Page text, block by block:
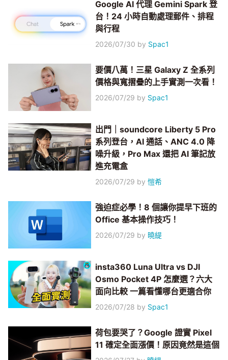
Google AI 代理 Gemini Spark 登
台！24 小時自動處理郵件、排程
與行程
2026/07/30 by Spac1
要價八萬！三星 Galaxy Z 全系列
價格與寬摺疊的上手實測一次看！
2026/07/29 by Spac1
出門｜soundcore Liberty 5 Pro
系列登台，AI 通話、ANC 4.0 降
噪升級，Pro Max 還把 AI 筆記放
進充電盒
2026/07/29 by愷希
強迫症必學！8 個讓你提早下班的
Office 基本操作技巧！
2026/07/29 by 曉緹
insta360 Luna Ultra vs DJI
Osmo Pocket 4P 怎麼選？六大
面向比較 一篇看懂哪台更適合你
2026/07/28 by Spac1
荷包要哭了？Google 證實 Pixel
11 確定全面漲價！原因竟然是這個